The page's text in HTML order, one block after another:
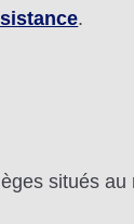
.
situés